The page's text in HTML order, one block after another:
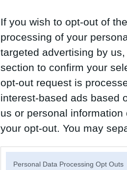
If you wish to opt-out of
processing of your
targeted advertising by
section to confirm your
opt-out request is
interest-based ads based
us or personal
your opt-out. You may
Personal Data Processing Opt Outs